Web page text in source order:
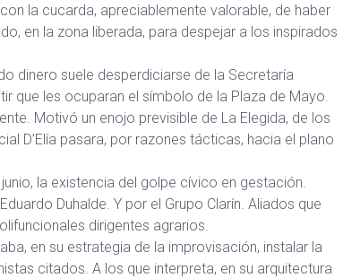
la cucarda, apreciablemente valorable, de haber
en la zona liberada, para despejar a los inspirados
dinero suele desperdiciarse de la Secretaría
que les ocuparan el símbolo de la Plaza de Mayo.
Motivó un enojo previsible de La Elegida, de los
D’Elía pasara, por razones tácticas, hacia el plano
la existencia del golpe cívico en gestación.
Duhalde. Y por el Grupo Clarín. Aliados que
dirigentes agrarios.
en su estrategia de la improvisación, instalar la
citados. A los que interpreta, en su arquitectura